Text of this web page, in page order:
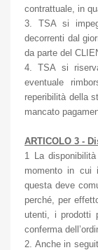
contrattuale, in
3. TSA si
decorrenti dal
da parte del
4. TSA si
eventuale
reperibilità della
mancato
ARTICOLO 3 -
1 La
momento in cui
questa deve
perché, per
utenti, i prodotti
conferma
2. Anche in